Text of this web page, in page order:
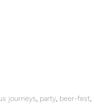
journeys, party, beer-fest,